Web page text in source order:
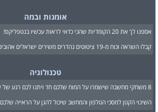
אומנות ובמה
אספנו לך את 20 הקומדיות שהכי כדאי לראות עכשיו בנטפליקס!
קבלו השראה וכוח מ-19 ציטוטים נהדרים משירים ישראלים אהובים
טכנולוגיה
8 משחקי מחשבה שישמרו על המוח שלכם חד ויתנו לכם רגע של שקט
השינוי הקטן למסכי הטלפון והמחשב שיכול להגן על הראייה שלכם